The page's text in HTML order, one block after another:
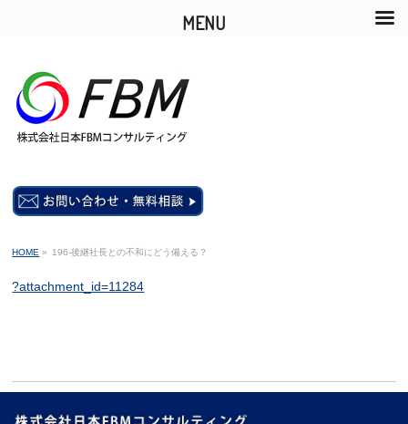
HOME » 196-後継社長との不和にどう備える？
?attachment_id=11284
MENU